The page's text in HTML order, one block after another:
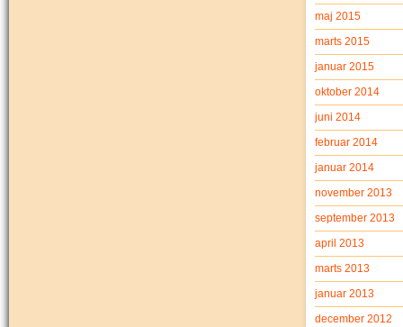
maj 2015
marts 2015
januar 2015
oktober 2014
juni 2014
februar 2014
januar 2014
november 2013
september 2013
april 2013
marts 2013
januar 2013
december 2012